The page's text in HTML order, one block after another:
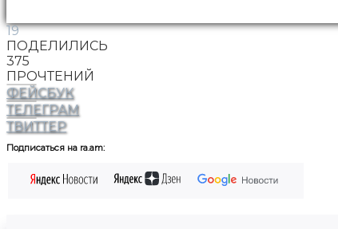
19
ПОДЕЛИЛИСЬ
375
ПРОЧТЕНИЙ
ФЕЙСБУК
ТЕЛЕГРАМ
ТВИТТЕР
Подписаться на ra.am: